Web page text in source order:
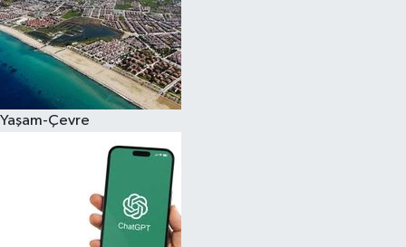
Yaşam-Çevre
Sağlık
Siyaset
Teknoloji
Televizyon
Yaşam-Çevre